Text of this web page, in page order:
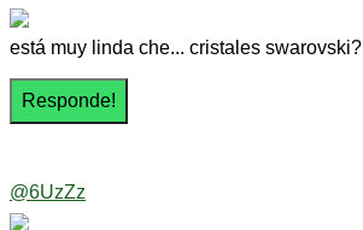
está muy linda che... cristales swarovski?
@6UzZz